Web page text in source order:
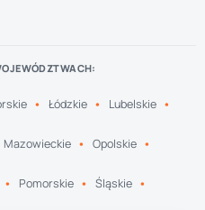
Łódzkie Lubelskie
Mazowieckie Opolskie
Pomorskie Śląskie